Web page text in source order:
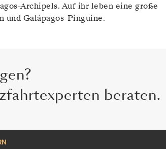
Archipels. Auf ihr leben eine große
und Galápagos-Pinguine.